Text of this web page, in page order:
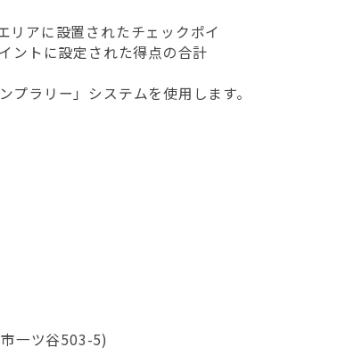
リアに設置されたチェックポイ
ントに設定された得点の合計
ラリー」システムを使用します。
一ツ谷503-5)